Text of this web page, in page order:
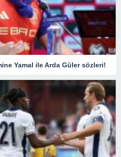
Yamal ile Arda Güler sözleri!